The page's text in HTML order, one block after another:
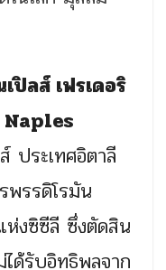
ปิลส์ เฟรเดอริ
ประเทศอิตาลี
พรรดิโรมัน
ห่งซิซีลี ซึ่งตัดสิน
ด้รับอิทธิพลจาก